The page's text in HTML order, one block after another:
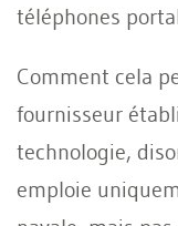
téléphones
Comment cela
fournisseur
technologie,
emploie